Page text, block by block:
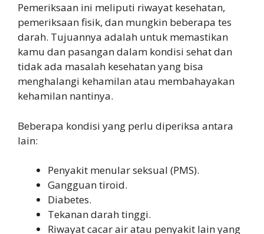
Pemeriksaan ini meliputi riwayat kesehatan,
pemeriksaan fisik, dan mungkin beberapa tes
darah. Tujuannya adalah untuk memastikan
kamu dan pasangan dalam kondisi sehat dan
tidak ada masalah kesehatan yang bisa
menghalangi kehamilan atau membahayakan
kehamilan nantinya.
Beberapa kondisi yang perlu diperiksa antara
lain:
Penyakit menular seksual (PMS).
Gangguan tiroid.
Diabetes.
Tekanan darah tinggi.
Riwayat cacar air atau penyakit lain yang